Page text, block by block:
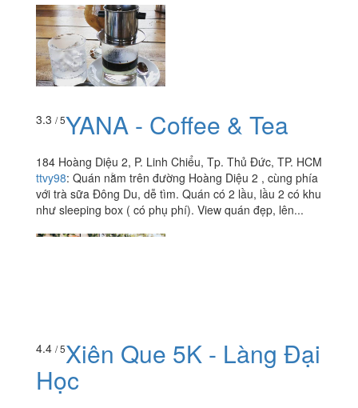
3.3 / 5YANA - Coffee & Tea
184 Hoàng Diệu 2, P. Linh Chiểu, Tp. Thủ Đức, TP. HCM
ttvy98: Quán nằm trên đường Hoàng Diệu 2 , cùng phía
với trà sữa Đông Du, dễ tìm. Quán có 2 lầu, lầu 2 có khu
như sleeping box ( có phụ phí). View quán đẹp, lên...
4.4 / 5Xiên Que 5K - Làng Đại
Học